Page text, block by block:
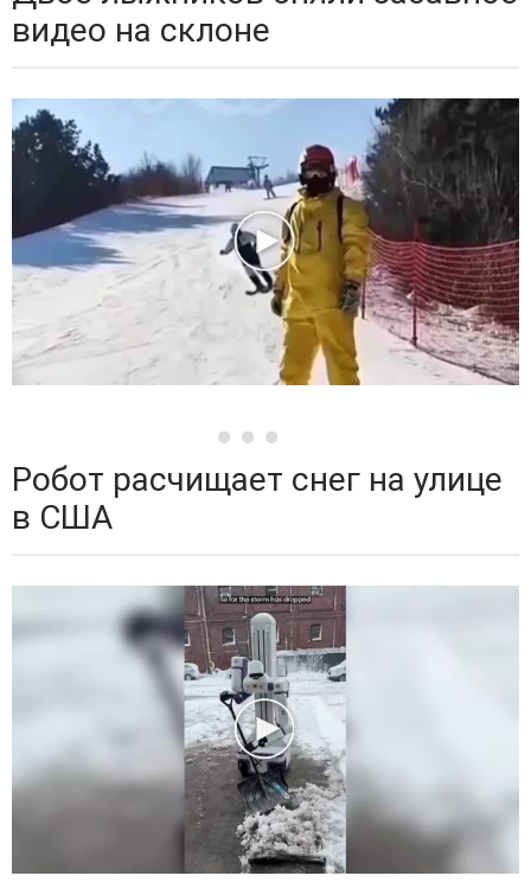
видео на склоне
Робот расчищает снег на улице
в США